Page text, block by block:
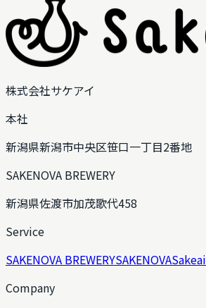
株式会社サケアイ
本社
新潟県新潟市中央区笹口一丁目2番地
SAKENOVA BREWERY
新潟県佐渡市加茂歌代458
Service
SAKENOVA BREWERYSAKENOVASakeai
Company